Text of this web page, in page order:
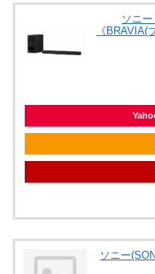
ソニ
《BRAVIA(
ソニー